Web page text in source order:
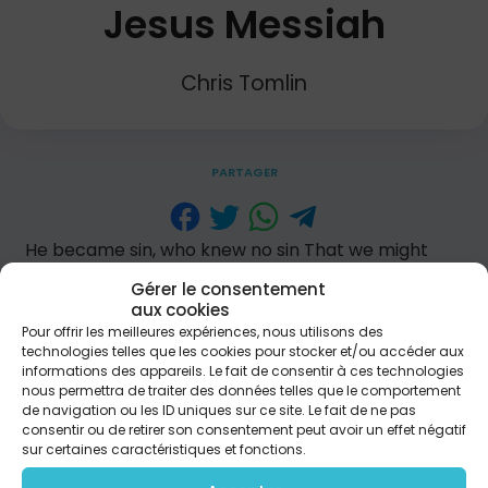
Gérer le consentement
aux cookies
Pour offrir les meilleures expériences, nous utilisons des
technologies telles que les cookies pour stocker et/ou accéder aux
informations des appareils. Le fait de consentir à ces technologies
nous permettra de traiter des données telles que le comportement
de navigation ou les ID uniques sur ce site. Le fait de ne pas
consentir ou de retirer son consentement peut avoir un effet négatif
sur certaines caractéristiques et fonctions.
Jesus Messiah
Chris Tomlin
PARTAGER
He became sin, who knew no sin That we might
carried the cross Love so amazing, love so amazing
Jesus Messiah, name above all names Blessed
redeemer, Emmanuel The rescue for sinners, the
ransom from Heaven Jesus Messiah, Lord of all His
body the bread, his blood the wine Broken and
poured out all for love The whole earth trembled,
and the veil was torn Love so amazing, love so
amazing, yeah Jesus Messiah, name above all
names Blessed redeemer, Emmanuel The rescue